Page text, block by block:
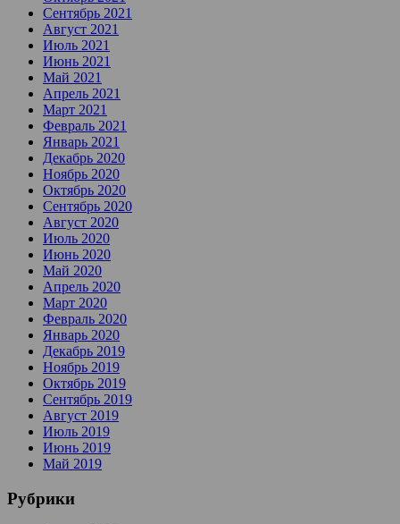
Сентябрь 2021
Август 2021
Июль 2021
Июнь 2021
Май 2021
Апрель 2021
Март 2021
Февраль 2021
Январь 2021
Декабрь 2020
Ноябрь 2020
Октябрь 2020
Сентябрь 2020
Август 2020
Июль 2020
Июнь 2020
Май 2020
Апрель 2020
Март 2020
Февраль 2020
Январь 2020
Декабрь 2019
Ноябрь 2019
Октябрь 2019
Сентябрь 2019
Август 2019
Июль 2019
Июнь 2019
Май 2019
Рубрики